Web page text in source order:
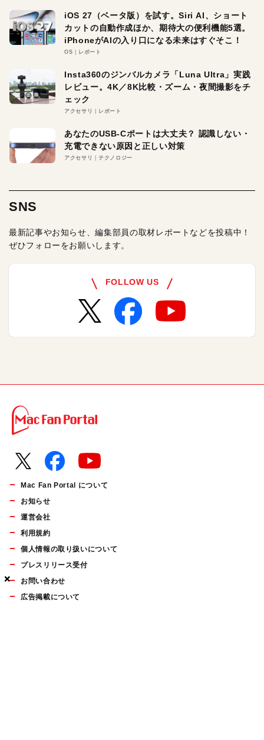
×
×
×
iOS 27（ベータ版）を試す。Siri AI、ショート
カットの自動作成ほか、期待大の便利機能5選。
iPhoneがAIの入り口になる未来はすぐそこ！
OS レポート
Insta360のジンバルカメラ「Luna Ultra」実践
レビュー。4K／8K比較・ズーム・夜間撮影をチ
ェック
アクセサリ レポート
あなたのUSB-Cポートは大丈夫？ 認識しない・
充電できない原因と正しい対策
アクセサリ テクノロジー
SNS
最新記事やお知らせ、編集部員の取材レポートなどを投稿中！
ぜひフォローをお願いします。
FOLLOW US
Mac Fan Portal について
お知らせ
運営会社
利用規約
個人情報の取り扱いについて
プレスリリース受付
お問い合わせ
広告掲載について